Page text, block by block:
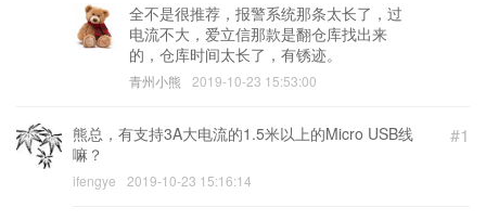
全不是很推荐，报警系统那条太长了，过
电流不大，爱立信那款是翻仓库找出来
的，仓库时间太长了，有锈迹。
青州小熊 2019-10-23 15:53:00
#1
熊总，有支持3A大电流的1.5米以上的Micro USB线
嘛？
ifengye 2019-10-23 15:16:14